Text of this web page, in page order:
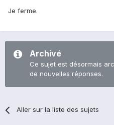
Je ferme.
Archivé
Ce sujet est désormais
de nouvelles réponses.
Aller sur la liste des sujets